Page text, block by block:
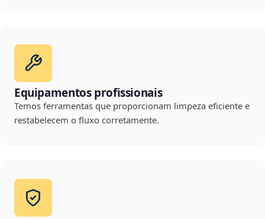
Equipamentos profissionais
Temos ferramentas que proporcionam limpeza eficiente e
restabelecem o fluxo corretamente.